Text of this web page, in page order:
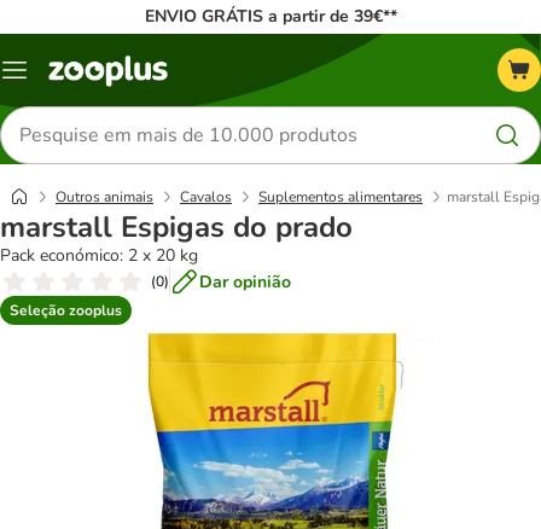
ENVIO GRÁTIS a partir de 39€**
Menu
Pesquisar
produtos
Outros animais Cavalos Suplementos alimentares marstall
marstall Espigas do prado
Pack económico: 2 x 20 kg
(0) Dar opinião
Seleção zooplus